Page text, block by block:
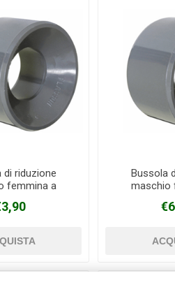
di riduzione
femmina a
mm
Bussola
maschio
X